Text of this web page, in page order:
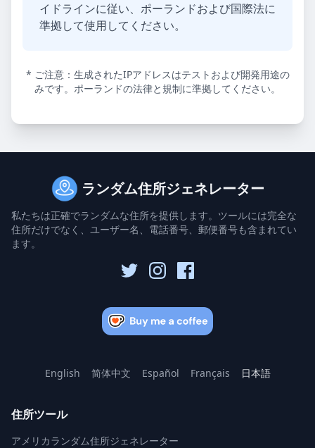
イドラインに従い、ポーランドおよび国際法に
準拠して使用してください。
* ご注意：生成されたIPアドレスはテストおよび開発用途の
みです。ポーランドの法律と規制に準拠してください。
ランダム住所ジェネレーター
私たちは正確でランダムな住所を提供します。ツールには完全な
住所だけでなく、ユーザー名、電話番号、郵便番号も含まれてい
ます。
English 简体中文 Español Français 日本語
住所ツール
アメリカランダム住所ジェネレーター